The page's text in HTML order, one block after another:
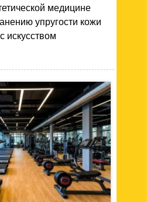
медицине
упругости кожи
искусством